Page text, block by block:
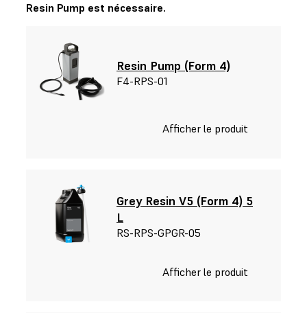
Resin Pump (Form 4)
F4-RPS-01
Afficher le produit
Grey Resin V5 (Form 4) 5
L
RS-RPS-GPGR-05
Afficher le produit
Resin Pump est nécessaire.